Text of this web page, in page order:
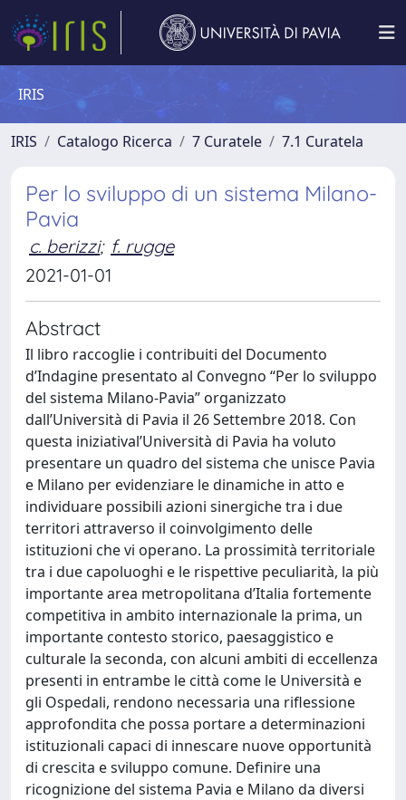
IRIS
IRIS Catalogo Ricerca 7 Curatele 7.1 Curatela
Per lo sviluppo di un sistema Milano-
Pavia
c. berizzi; f. rugge
2021-01-01
Abstract
Il libro raccoglie i contribuiti del Documento
d’Indagine presentato al Convegno “Per lo sviluppo
del sistema Milano-Pavia” organizzato
dall’Università di Pavia il 26 Settembre 2018. Con
questa iniziatival’Università di Pavia ha voluto
presentare un quadro del sistema che unisce Pavia
e Milano per evidenziare le dinamiche in atto e
individuare possibili azioni sinergiche tra i due
territori attraverso il coinvolgimento delle
istituzioni che vi operano. La prossimità territoriale
tra i due capoluoghi e le rispettive peculiarità, la più
importante area metropolitana d’Italia fortemente
competitiva in ambito internazionale la prima, un
importante contesto storico, paesaggistico e
culturale la seconda, con alcuni ambiti di eccellenza
presenti in entrambe le città come le Università e
gli Ospedali, rendono necessaria una riflessione
approfondita che possa portare a determinazioni
istituzionali capaci di innescare nuove opportunità
di crescita e sviluppo comune. Definire una
ricognizione del sistema Pavia e Milano da diversi